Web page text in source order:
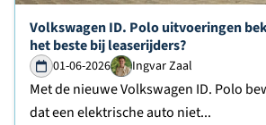
Lees verder over
Volkswagen ID. Polo uitvoeringen
het beste bij leaserijders?
01-06-2026 Ingvar Zaal
Met de nieuwe Volkswagen ID. Polo
dat een elektrische auto niet...